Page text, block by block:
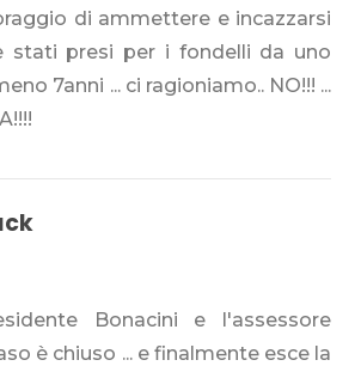
di ammettere e incazzarsi
stati presi per i fondelli da uno
7anni ... ci ragioniamo.. NO!!! ...
Bonacini e l'assessore
è chiuso ... e finalmente esce la